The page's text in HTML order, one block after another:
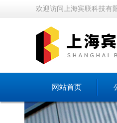
欢迎访问上海宾联科技有
网站首页